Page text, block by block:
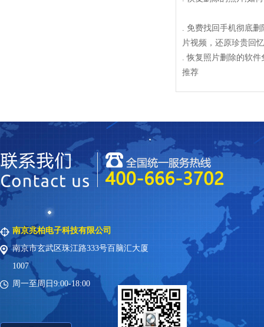
. 免费找回手机彻底
片视频，还原珍贵回忆
.恢复照片删除的软
推荐
南京兆柏电子科技有限公司
南京市玄武区珠江路333号百脑汇大厦
1007
周一至周日9:00-18:00